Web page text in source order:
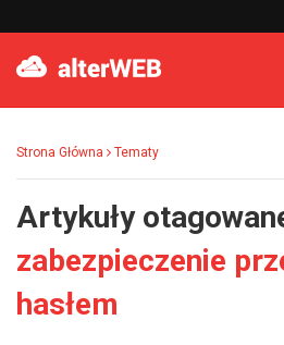
Strona Główna Tematy
Artykuły
zabezpieczenie
hasłem